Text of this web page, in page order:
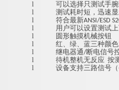
l
可以选择只测试手
l
测试耗时短，迅速
l
符合最新ANSI/ESD
l
用户可以设置测试
l
圆形触摸机械按钮
l
红、绿、蓝三种颜
l
继电器通/断电信号
l
待机整机无反应 按
l
设备支持三路信号